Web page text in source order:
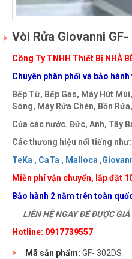
Vòi Rửa Giovanni GF-
Công Ty TNHH Thiết Bị NHÀ
Chuyên phân phối và bảo
Bếp Từ, Bếp Gas, Máy Hút
Sóng, Máy Rửa Chén, Bồn
Của các nước. Đức, Anh, Tây
Các thương hiệu nổi tiếng như:
TeKa , CaTa , Malloca ,
Miễn phí vận chuyển, lắp đặt
Bảo hành 2 năm trên toàn
LIÊN HỆ NGAY ĐỂ ĐƯỢC GIÁ
Hotline: 0917739557
Mã sản phẩm: GF- 302DS